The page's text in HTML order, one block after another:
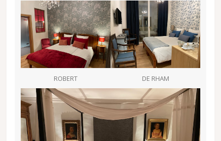
ROBERT DE RHAM